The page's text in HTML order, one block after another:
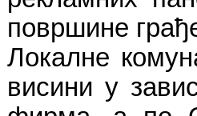
површине
Локалне
висини у